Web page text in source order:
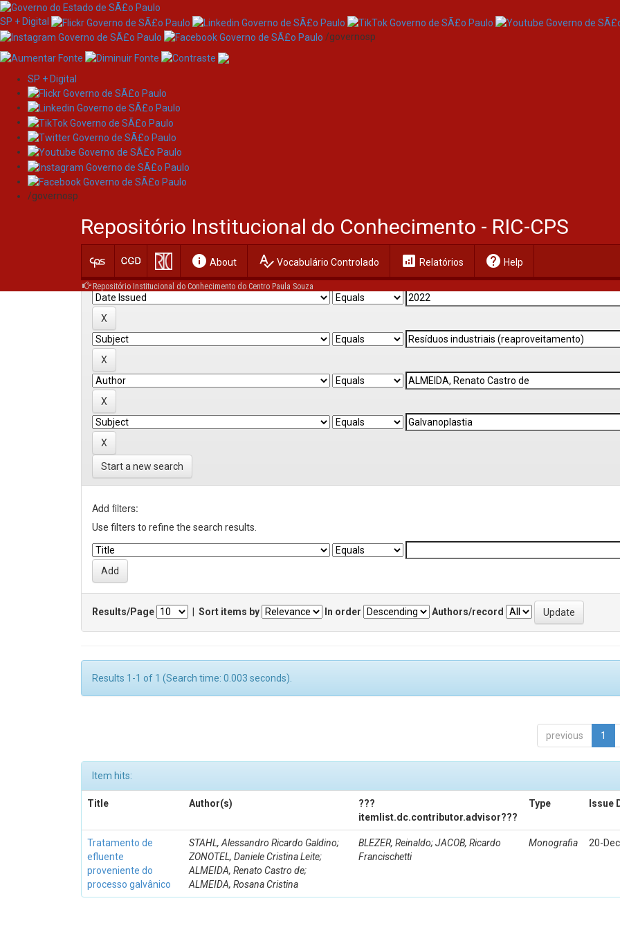
Skip
navigation
SP + Digital
/governosp
SP + Digital
/governosp
Repositório Institucional do Conhecimento - RIC-CPS
info About spellcheck Vocabulário Controlado analytics Relatórios help Help
Repositório Institucional do Conhecimento do Centro Paula Souza
Search
Current filters:
Start a new search
Add filters:
Use filters to refine the search results.
Results/Page Sort items by In order Authors/record
Results 1-1 of 1 (Search time: 0.003 seconds).
previous 1
Item hits:
Title Author(s)
???
itemlist.dc.contributor.advisor???
Type Issue
Tratamento de
efluente
proveniente do
processo galvânico
STAHL, Alessandro Ricardo Galdino;
ZONOTEL, Daniele Cristina Leite;
ALMEIDA, Renato Castro de;
ALMEIDA, Rosana Cristina
BLEZER, Reinaldo; JACOB, Ricardo
Francischetti
Monografia 20-